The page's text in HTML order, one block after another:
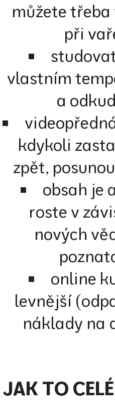
můžete třeba
při
vlastním
a
kdykoli
zpět,
obsah je
roste v
nových
online
levnější
náklady na
JAK TO